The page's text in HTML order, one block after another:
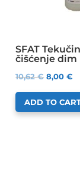
SFAT
čišćenje dim
10,62€ 8,00€
ADD TO